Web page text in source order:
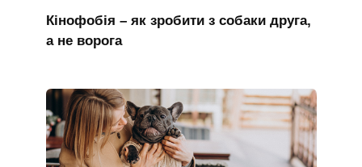
Кінофобія – як зробити з собаки друга,
а не ворога